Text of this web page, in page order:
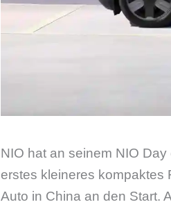
NIO hat an seinem NIO
erstes kleineres kompaktes
Auto in China an den Start.